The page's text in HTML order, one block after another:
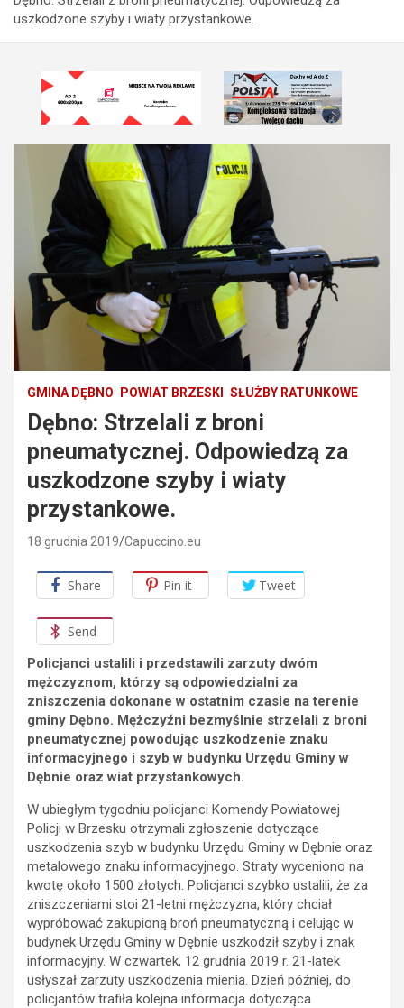
uszkodzone szyby i wiaty przystankowe.
GMINA DĘBNO POWIAT BRZESKI SŁUŻBY RATUNKOWE
Dębno: Strzelali z broni
pneumatycznej. Odpowiedzą za
uszkodzone szyby i wiaty
przystankowe.
18 grudnia 2019 Capuccino.eu
Share Pin it Tweet
Send
Policjanci ustalili i przedstawili zarzuty dwóm
mężczyznom, którzy są odpowiedzialni za
zniszczenia dokonane w ostatnim czasie na terenie
gminy Dębno. Mężczyźni bezmyślnie strzelali z broni
pneumatycznej powodując uszkodzenie znaku
informacyjnego i szyb w budynku Urzędu Gminy w
Dębnie oraz wiat przystankowych.
W ubiegłym tygodniu policjanci Komendy Powiatowej
Policji w Brzesku otrzymali zgłoszenie dotyczące
uszkodzenia szyb w budynku Urzędu Gminy w Dębnie oraz
metalowego znaku informacyjnego. Straty wyceniono na
kwotę około 1500 złotych. Policjanci szybko ustalili, że za
zniszczeniami stoi 21-letni mężczyzna, który chciał
wypróbować zakupioną broń pneumatyczną i celując w
budynek Urzędu Gminy w Dębnie uszkodził szyby i znak
informacyjny. W czwartek, 12 grudnia 2019 r. 21-latek
usłyszał zarzuty uszkodzenia mienia. Dzień później, do
policjantów trafiła kolejna informacja dotycząca